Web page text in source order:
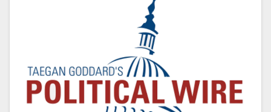
amplios demostraron que la
prueba predecía mucho menos el
éxito en la edad adulta de lo que
sugiere la famosa historia.